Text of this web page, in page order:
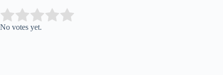
Rate this item:
No votes yet.